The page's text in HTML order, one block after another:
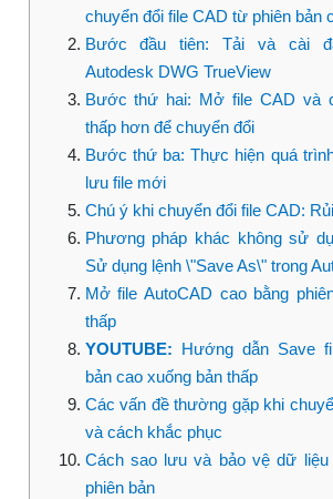
chuyển đổi file CAD từ phiên bản
Bước đầu tiên: Tải và cài
Autodesk DWG TrueView
Bước thứ hai: Mở file CAD và
thấp hơn để chuyển đổi
Bước thứ ba: Thực hiện quá
lưu file mới
Chú ý khi chuyển đổi file CAD:
Phương pháp khác không sử
Sử dụng lệnh \"Save As\" trong
Mở file AutoCAD cao bằng
thấp
YOUTUBE: Hướng dẫn Save
bản cao xuống bản thấp
Các vấn đề thường gặp khi
và cách khắc phục
Cách sao lưu và bảo vệ dữ liệu
phiên bản